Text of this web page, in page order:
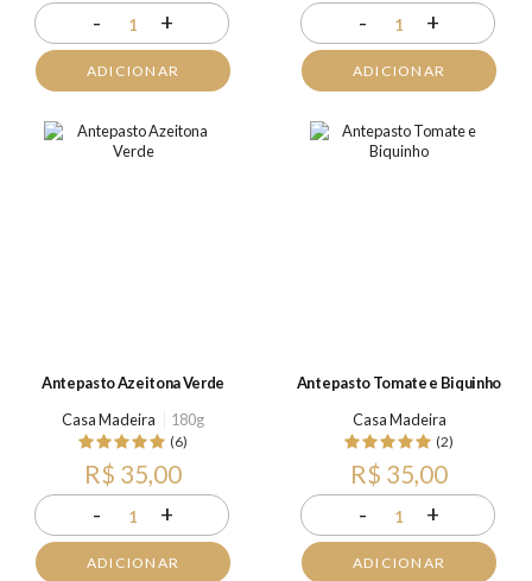
- 1 +
ADICIONAR
- 1 +
ADICIONAR
Antepasto Azeitona Verde
Casa Madeira
180g
(6)
R$ 35,00
- 1 +
ADICIONAR
Antepasto Tomate e Biquinho
Casa Madeira
(2)
R$ 35,00
- 1 +
ADICIONAR